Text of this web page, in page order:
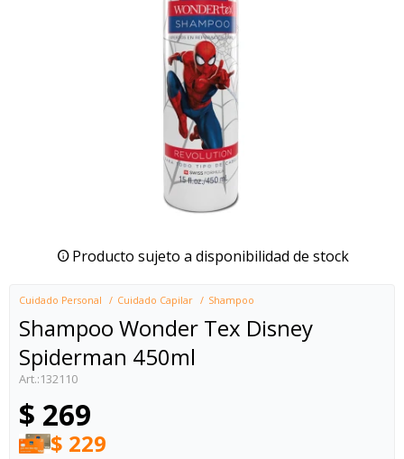
Producto sujeto a disponibilidad de stock
Cuidado Personal Cuidado Capilar Shampoo
Shampoo Wonder Tex Disney
Spiderman 450ml
132110
$ 269
$ 229